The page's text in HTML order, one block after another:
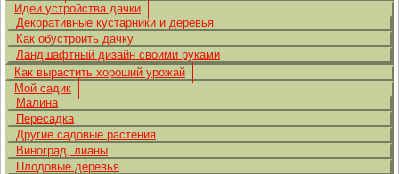
Идеи устройства дачки
Декоративные кустарники и деревья
Как обустроить дачку
Ландшафтный дизайн своими руками
Как вырастить хороший урожай
Мой садик
Малина
Пересадка
Другие садовые растения
Виноград, лианы
Плодовые деревья